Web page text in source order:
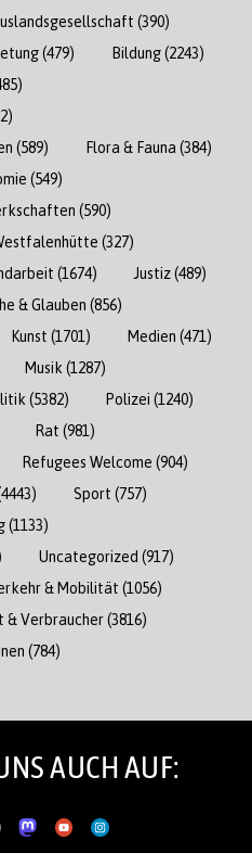
(390)
(479) Bildung(2243)
(589) Flora & Fauna (384)
(549)
(590)
(327)
(1674) Justiz(489)
& Glauben (856)
Kunst (1701) Medien (471)
Musik (1287)
(5382) Polizei (1240)
Rat (981)
Refugees Welcome (904)
Sport (757)
(1133)
Uncategorized (917)
& Mobilität (1056)
& Verbraucher(3816)
(784)
AUCH AUF: